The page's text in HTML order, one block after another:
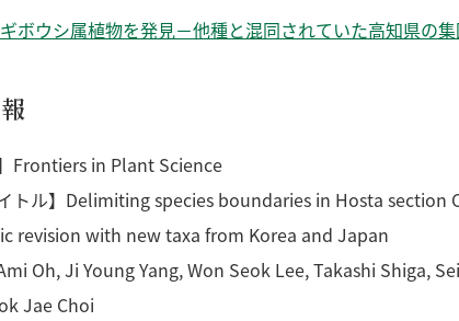
ボウシ属植物を発見－他種と混同されていた高知県の
】Frontiers in Plant Science
イトル】Delimiting species boundaries in Hosta
revision with new taxa from Korea and Japan
Ami Oh, Ji Young Yang, Won Seok Lee, Takashi
Jae Choi